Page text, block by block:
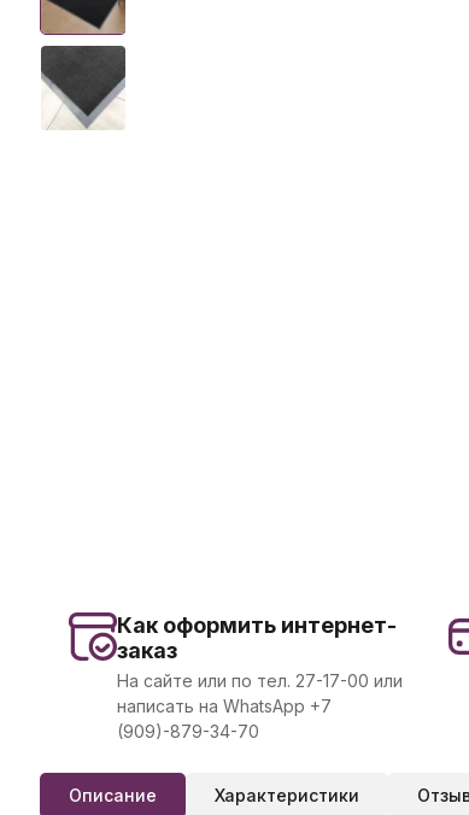
Как оформить интернет-
заказ
На сайте или по тел. 27-17-00 или
написать на WhatsApp +7
(909)-879-34-70
Описание Характеристики